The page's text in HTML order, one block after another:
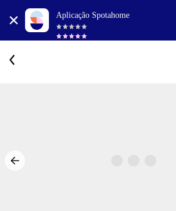
Aplicação Spotahome